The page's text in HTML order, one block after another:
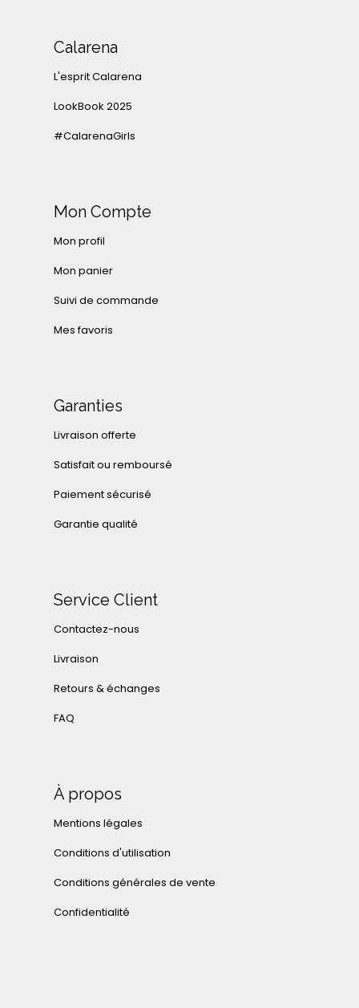
Calarena
L'esprit Calarena
LookBook 2025
#CalarenaGirls
Mon Compte
Mon profil
Mon panier
Suivi de commande
Mes favoris
Garanties
Livraison offerte
Satisfait ou remboursé
Paiement sécurisé
Garantie qualité
Service Client
Contactez-nous
Livraison
Retours & échanges
FAQ
À propos
Mentions légales
Conditions d'utilisation
Conditions générales de vente
Confidentialité